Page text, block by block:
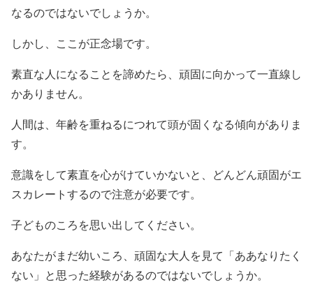
なるのではないでしょうか。
しかし、ここが正念場です。
素直な人になることを諦めたら、頑固に向かって一直線し
かありません。
人間は、年齢を重ねるにつれて頭が固くなる傾向がありま
す。
意識をして素直を心がけていかないと、どんどん頑固がエ
スカレートするので注意が必要です。
子どものころを思い出してください。
あなたがまだ幼いころ、頑固な大人を見て「ああなりたく
ない」と思った経験があるのではないでしょうか。